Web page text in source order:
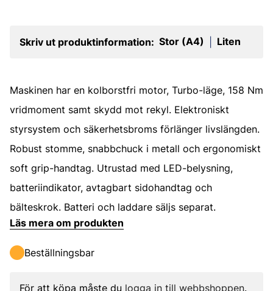
Skriv ut produktinformation: Stor (A4) Liten
Maskinen har en kolborstfri motor, Turbo-läge, 158 Nm
vridmoment samt skydd mot rekyl. Elektroniskt
styrsystem och säkerhetsbroms förlänger livslängden.
Robust stomme, snabbchuck i metall och ergonomiskt
soft grip-handtag. Utrustad med LED-belysning,
batteriindikator, avtagbart sidohandtag och
bälteskrok. Batteri och laddare säljs separat.
Läs mera om produkten
Beställningsbar
För att köpa måste du logga in till webbshoppen.